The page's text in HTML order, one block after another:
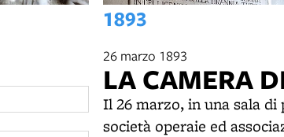
1893
26 marzo 1893
LA CAMERA
Il 26 marzo, in una sala di
società operaie ed